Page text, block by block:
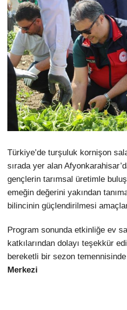
Türkiye’de turşuluk kornişon
sırada yer alan
gençlerin tarımsal üretimle
emeğin değerini yakından
bilincinin güçlendirilmesi
Program sonunda etkinliğe ev
katkılarından dolayı teşekkür
bereketli bir sezon
Merkezi